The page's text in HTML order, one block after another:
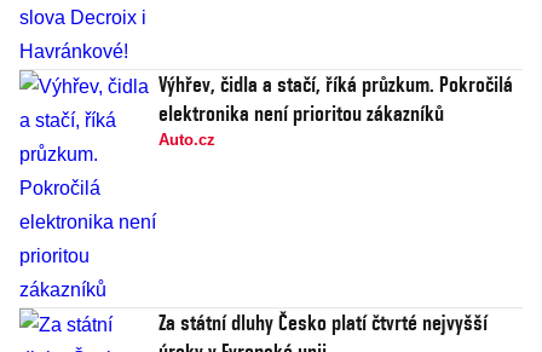
Výhřev, čidla a stačí, říká průzkum. Pokročilá
elektronika není prioritou zákazníků
Auto.cz
Za státní dluhy Česko platí čtvrté nejvyšší